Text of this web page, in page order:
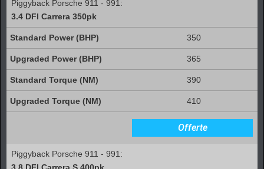
Piggyback Porsche 911 - 991:
3.4 DFI Carrera 350pk
350
365
390
410
Offerte
Piggyback Porsche 911 - 991: